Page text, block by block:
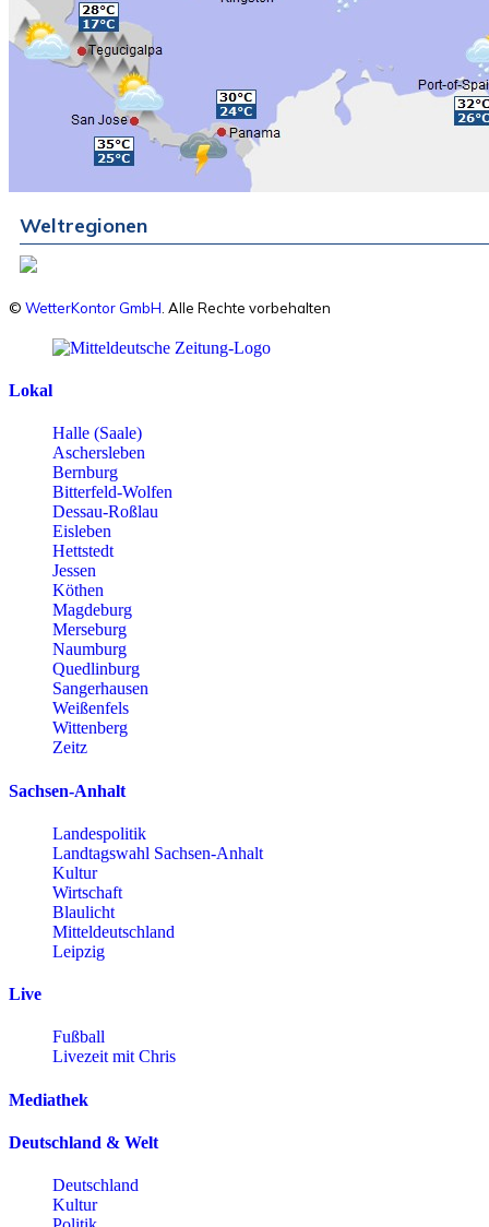
Weltregionen
© WetterKontor GmbH . Alle Rechte vorbehalten
Lokal
Halle (Saale)
Aschersleben
Bernburg
Bitterfeld-Wolfen
Dessau-Roßlau
Eisleben
Hettstedt
Jessen
Köthen
Magdeburg
Merseburg
Naumburg
Quedlinburg
Sangerhausen
Weißenfels
Wittenberg
Zeitz
Sachsen-Anhalt
Landespolitik
Landtagswahl Sachsen-Anhalt
Kultur
Wirtschaft
Blaulicht
Mitteldeutschland
Leipzig
Live
Fußball
Livezeit mit Chris
Mediathek
Deutschland & Welt
Deutschland
Kultur